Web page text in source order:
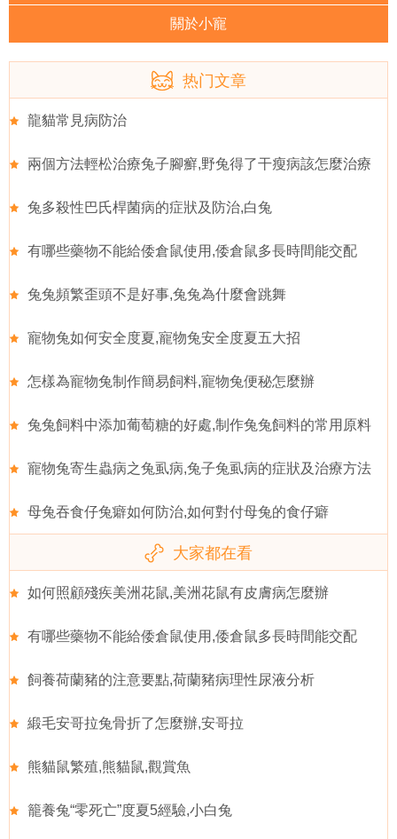
關於小寵
热门文章
龍貓常見病防治
兩個方法輕松治療兔子腳癬,野兔得了干瘦病該怎麼治療
兔多殺性巴氏桿菌病的症狀及防治,白兔
有哪些藥物不能給倭倉鼠使用,倭倉鼠多長時間能交配
兔兔頻繁歪頭不是好事,兔兔為什麼會跳舞
寵物兔如何安全度夏,寵物兔安全度夏五大招
怎樣為寵物兔制作簡易飼料,寵物兔便秘怎麼辦
兔兔飼料中添加葡萄糖的好處,制作兔兔飼料的常用原料
寵物兔寄生蟲病之兔虱病,兔子兔虱病的症狀及治療方法
母兔吞食仔兔癖如何防治,如何對付母兔的食仔癖
大家都在看
如何照顧殘疾美洲花鼠,美洲花鼠有皮膚病怎麼辦
有哪些藥物不能給倭倉鼠使用,倭倉鼠多長時間能交配
飼養荷蘭豬的注意要點,荷蘭豬病理性尿液分析
緞毛安哥拉兔骨折了怎麼辦,安哥拉
熊貓鼠繁殖,熊貓鼠,觀賞魚
籠養兔“零死亡”度夏5經驗,小白兔